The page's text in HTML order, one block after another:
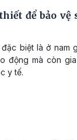
để bảo vệ
biệt là ở nam
động mà còn
y tế.